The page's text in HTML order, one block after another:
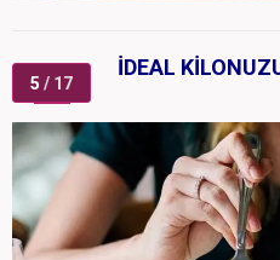
5 / 17
İDEAL